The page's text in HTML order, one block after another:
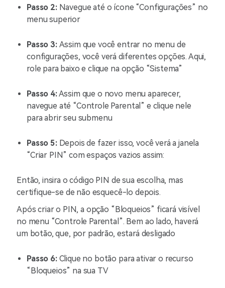
Passo 2:Navegue até o ícone “Configurações” no
menu superior
Passo 3: Assim que você entrar no menu de
configurações, você verá diferentes opções. Aqui,
role para baixo e clique na opção “Sistema”
Passo 4:Assim que o novo menu aparecer,
navegue até “Controle Parental” e clique nele
para abrir seu submenu
Passo 5:Depois de fazer isso, você verá a janela
“Criar PIN” com espaços vazios assim:
Então, insira o código PIN de sua escolha, mas
certifique-se de não esquecê-lo depois.
Após criar o PIN, a opção “Bloqueios” ficará visível
no menu “Controle Parental”. Bem ao lado, haverá
um botão, que, por padrão, estará desligado
Passo 6:Clique no botão para ativar o recurso
“Bloqueios” na sua TV